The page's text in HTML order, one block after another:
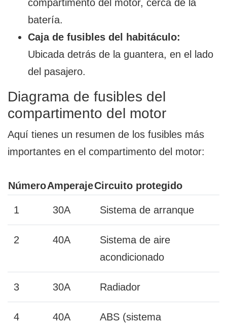
compartimento del motor, cerca de la
batería.
Caja de fusibles del habitáculo:
Ubicada detrás de la guantera, en el lado
del pasajero.
Diagrama de fusibles del
compartimento del motor
Aquí tienes un resumen de los fusibles más
importantes en el compartimento del motor:
NúmeroAmperajeCircuito protegido
1 30A Sistema de arranque
2 40A
Sistema de aire
acondicionado
3 30A Radiador
4 40A
ABS (sistema